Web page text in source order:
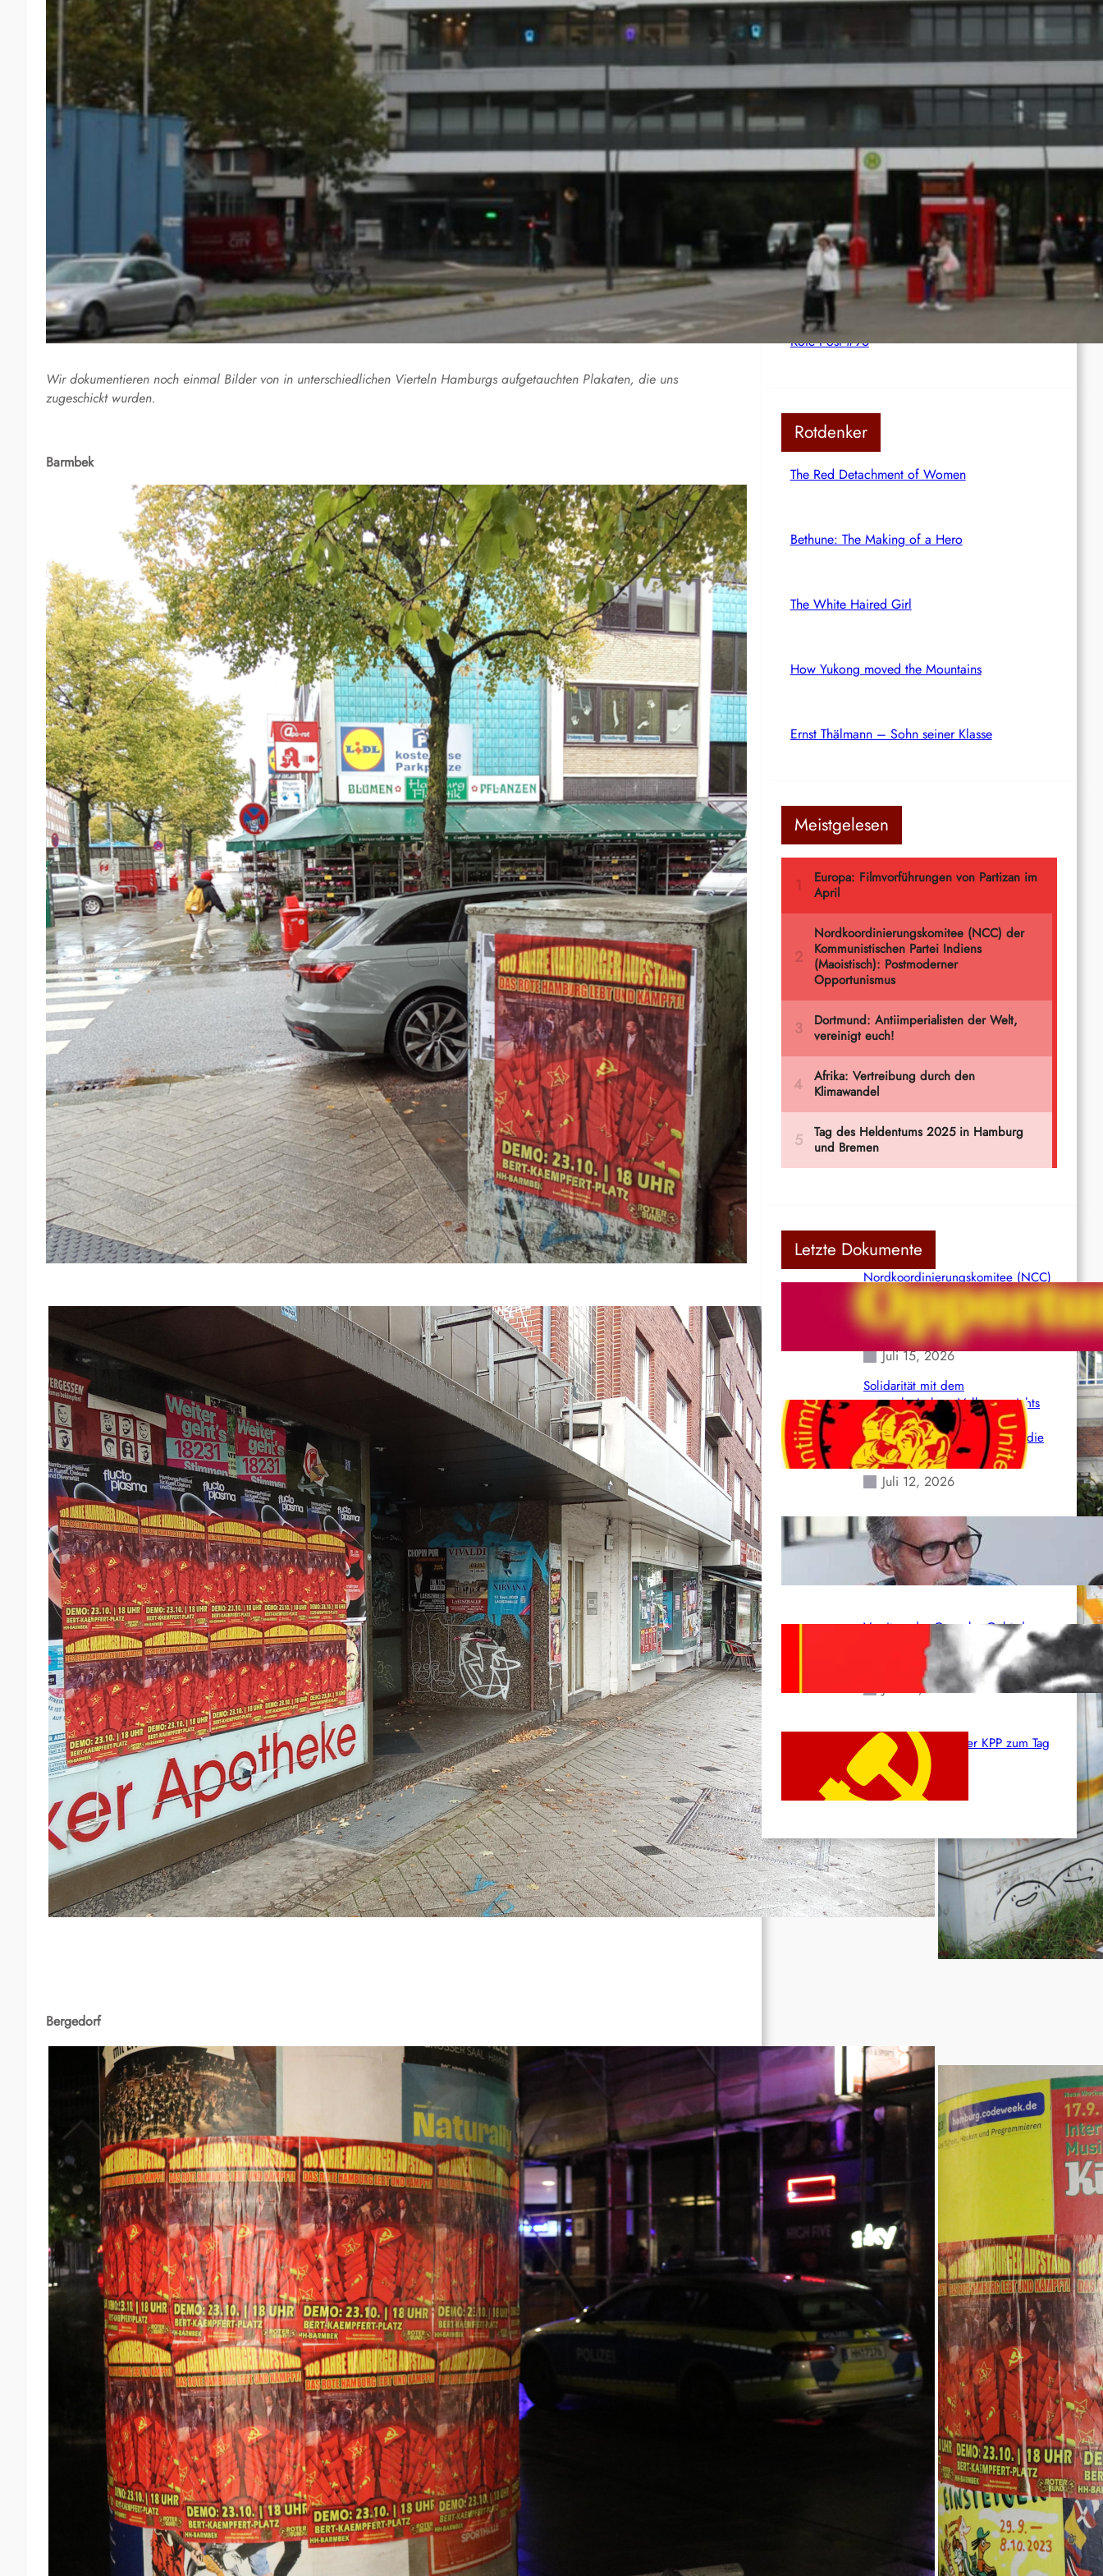
Wir dokumentieren noch einmal Bilder von in unterschiedlichen Vierteln Hamburgs aufgetauchten Plakaten, die uns
zugeschickt wurden.
Barmbek
Bergedorf
Syrien: Der kurdische Journalist Ahmet Polad
ist seit 200 Tagen in Haft – die Solidarität
wächst
International: Aufruf zu einer
Solidaritätswoche mit anarchistischen
Gefangenen vom 23. bis 30. August 2026
Deutschland: Der Inlandsgeheimdienst ermittelt
gegen „Prosfygika“
Rote Post #96
Rotdenker
The Red Detachment of Women
Bethune: The Making of a Hero
The White Haired Girl
How Yukong moved the Mountains
Ernst Thälmann – Sohn seiner Klasse
Meistgelesen
Letzte Dokumente
Nordkoordinierungskomitee (NCC)
der Kommunistischen Partei Indiens
(Maoistisch): Postmoderner
Opportunismus
Juli 15, 2026
Solidarität mit dem
venezolanischem Volk angesichts
der verlorenen Leben und der
katastrophalen Situation durch die
Erdbeben des 24. Juni!
Juli 12, 2026
Indien: „Die Politik der
Kapitulation“ von K. Murali (Ajith)
Juli 1, 2026
Vorsitzender Gonzalo: Gebt das
Leben für die Partei und die
Juni 19, 2026
Beschluss des ZK der KPP zum Tag
des Heldentums
Juni 19, 2026